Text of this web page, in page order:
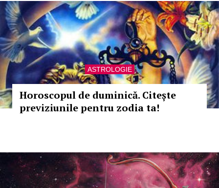
ASTROLOGIE
Horoscopul de duminică. Citește
previziunile pentru zodia ta!